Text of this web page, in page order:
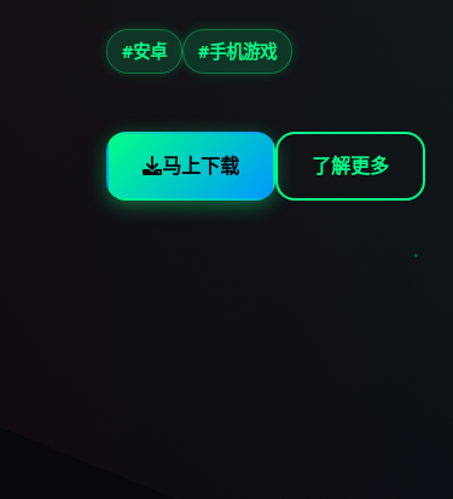
#安卓 #手机游戏
马上下载 了解更多